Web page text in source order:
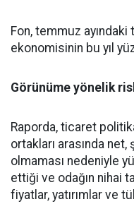
Fon, temmuz
ekonomisinin bu yıl
Görünüme yönelik
Raporda, ticaret
ortakları arasında net,
olmaması nedeniyle
ettiği ve odağın nihai
fiyatlar, yatırımlar ve